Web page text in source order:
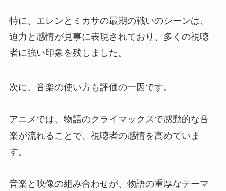
特に、エレンとミカサの最期の戦いのシーンは、
迫力と感情が見事に表現されており、多くの視聴
者に強い印象を残しました。
次に、音楽の使い方も評価の一因です。
アニメでは、物語のクライマックスで感動的な音
楽が流れることで、視聴者の感情を高めていま
す。
音楽と映像の組み合わせが、物語の重厚なテーマ